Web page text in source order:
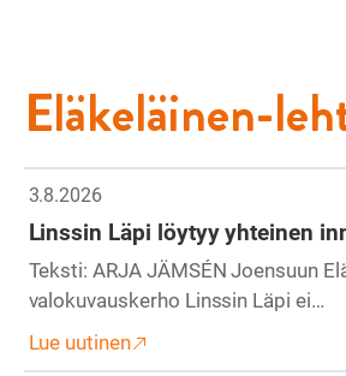
Eläkeläinen-
3.8.2026
Linssin Läpi löytyy yhteinen
Teksti: ARJA JÄMSÉN Joensuun
valokuvauskerho Linssin Läpi ei…
Lue uutinen